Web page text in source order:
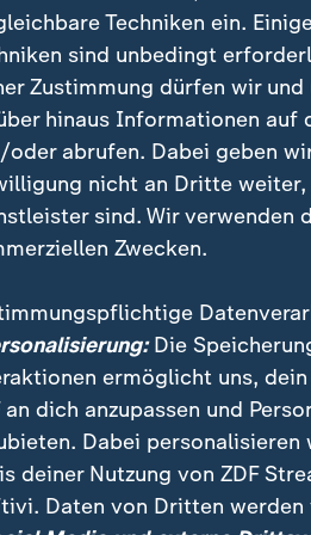
1.) Die Reformpläne
AfD hinter der
"Berlin direkt"
aktuelle Themen und
mit Spitzenpolitikern
Techniken ein.
sind unbedingt
Zustimmung dürfen wir
hinaus Informationen auf
oder abrufen. Dabei geben
nicht an Dritte
sind. Wir verwenden
Zwecken.
Die
ermöglicht uns,
an dich anzupassen und
Dabei
deiner Nutzung von ZDF
Daten von Dritten